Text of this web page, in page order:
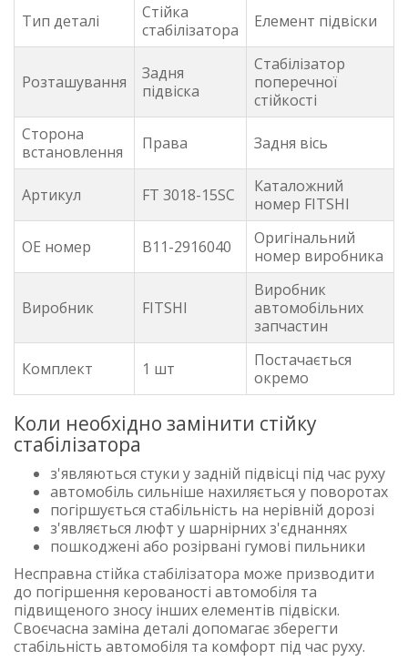
Тип деталі
Стійка
стабілізатора
Елемент підвіски
Розташування
Задня
підвіска
Стабілізатор
поперечної
стійкості
Сторона
встановлення
Права Задня вісь
Артикул FT 3018-15SC
Каталожний
номер FITSHI
OE номер B11-2916040
Оригінальний
номер виробника
Виробник FITSHI
Виробник
автомобільних
запчастин
Комплект 1 шт
Постачається
окремо
Коли необхідно замінити стійку
стабілізатора
з'являються стуки у задній підвісці під час руху
автомобіль сильніше нахиляється у поворотах
погіршується стабільність на нерівній дорозі
з'являється люфт у шарнірних з'єднаннях
пошкоджені або розірвані гумові пильники
Несправна стійка стабілізатора може призводити
до погіршення керованості автомобіля та
підвищеного зносу інших елементів підвіски.
Своєчасна заміна деталі допомагає зберегти
стабільність автомобіля та комфорт під час руху.